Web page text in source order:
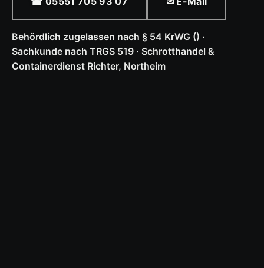
Behördlich zugelassen nach § 54 KrWG () ·
Sachkunde nach TRGS 519 · Schrotthandel &
Containerdienst Richter, Northeim